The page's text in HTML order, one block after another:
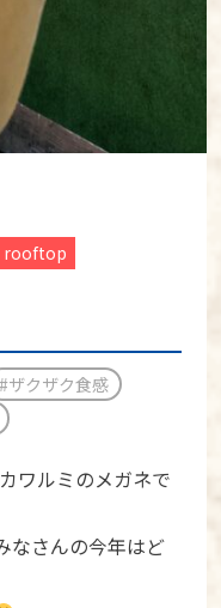
rooftop
#ザクザク食感
ワルミのメガネで
なさんの今年はど